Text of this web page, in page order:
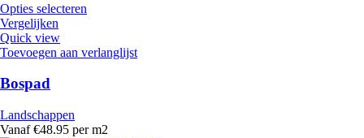
Opties selecteren
Vergelijken
Quick view
Toevoegen aan verlanglijst
Bospad
Landschappen
Vanaf €48.95 per m2